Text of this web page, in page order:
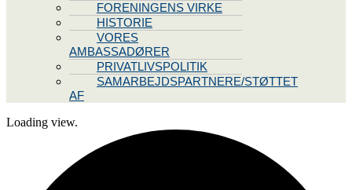
FORENINGENS VIRKE
HISTORIE
VORES
AMBASSADØRER
PRIVATLIVSPOLITIK
SAMARBEJDSPARTNERE/STØTTET
AF
Loading view.